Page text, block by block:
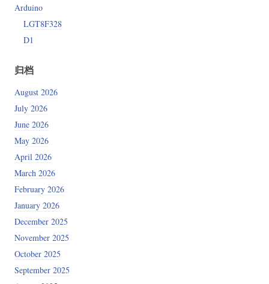
Arduino
LGT8F328
D1
归档
August 2026
July 2026
June 2026
May 2026
April 2026
March 2026
February 2026
January 2026
December 2025
November 2025
October 2025
September 2025